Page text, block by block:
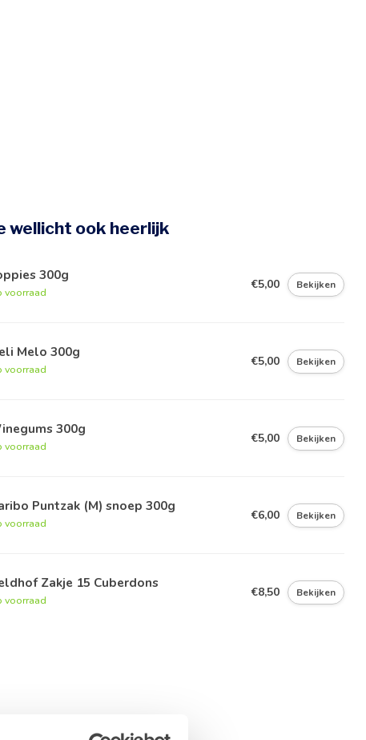
wellicht ook heerlijk
300g
voorraad
€5,00 Bekijken
Melo 300g
voorraad
€5,00 Bekijken
300g
voorraad
€5,00 Bekijken
Puntzak (M) snoep 300g
voorraad
€6,00 Bekijken
Zakje 15 Cuberdons
voorraad
€8,50 Bekijken